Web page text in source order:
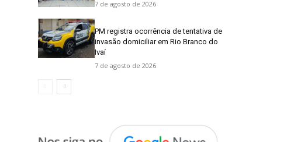
7 de agosto de 2026
PM registra ocorrência de tentativa de
invasão domiciliar em Rio Branco do
Ivaí
7 de agosto de 2026